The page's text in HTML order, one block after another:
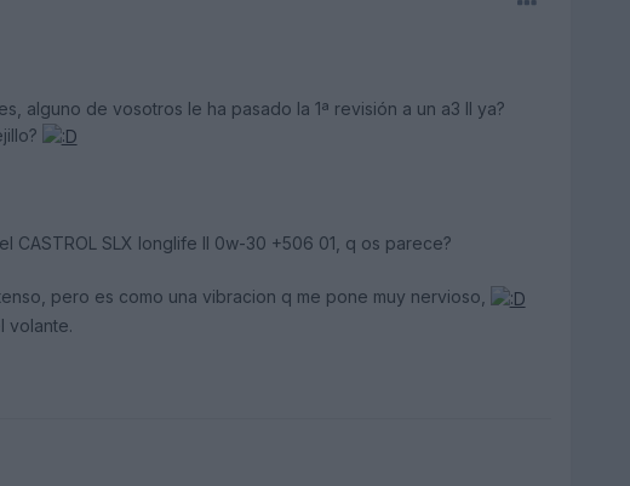
alguno de vosotros le ha pasado la 1ª revisión a un a3 II ya?
SLX longlife II 0w-30 +506 01, q os parece?
pero es como una vibracion q me pone muy nervioso,
volante.